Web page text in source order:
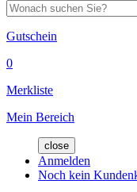
Gutschein
0
Merkliste
Mein Bereich
close
Anmelden
Noch kein